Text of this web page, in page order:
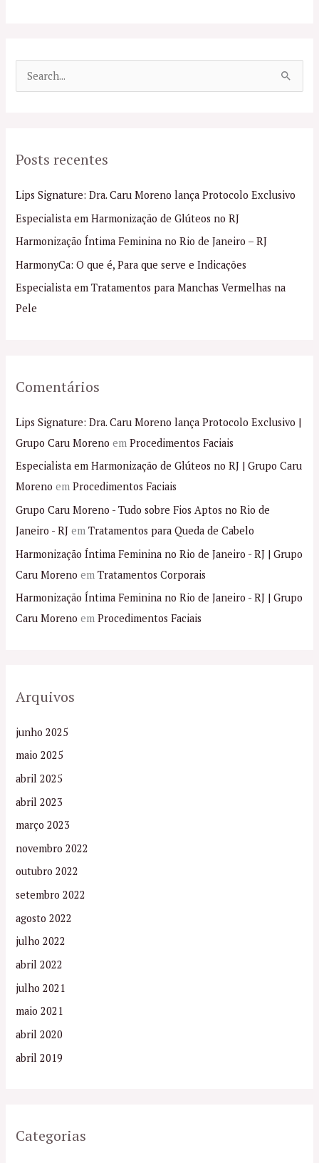
u
s
a
r
p
o
r
Posts recentes
Lips Signature: Dra. Caru Moreno lança Protocolo Exclusivo
Especialista em Harmonização de Glúteos no RJ
Harmonização Íntima Feminina no Rio de Janeiro – RJ
HarmonyCa: O que é, Para que serve e Indicações
Especialista em Tratamentos para Manchas Vermelhas na
Pele
Comentários
Lips Signature: Dra. Caru Moreno lança Protocolo Exclusivo |
Grupo Caru Moreno emProcedimentos Faciais
Especialista em Harmonização de Glúteos no RJ | Grupo Caru
Moreno emProcedimentos Faciais
Grupo Caru Moreno - Tudo sobre Fios Aptos no Rio de
Janeiro - RJ emTratamentos para Queda de Cabelo
Harmonização Íntima Feminina no Rio de Janeiro - RJ | Grupo
Caru Moreno emTratamentos Corporais
Harmonização Íntima Feminina no Rio de Janeiro - RJ | Grupo
Caru Moreno emProcedimentos Faciais
Arquivos
junho 2025
maio 2025
abril 2025
abril 2023
março 2023
novembro 2022
outubro 2022
setembro 2022
agosto 2022
julho 2022
abril 2022
julho 2021
maio 2021
abril 2020
abril 2019
Categorias